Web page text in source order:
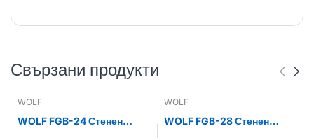
Свързани продукти
WOLF
WOLF FGB-24 Стенен
WOLF
WOLF FGB-28 Стенен